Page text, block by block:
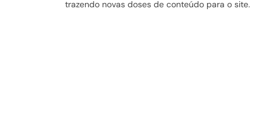
trazendo novas doses de conteúdo para o site.